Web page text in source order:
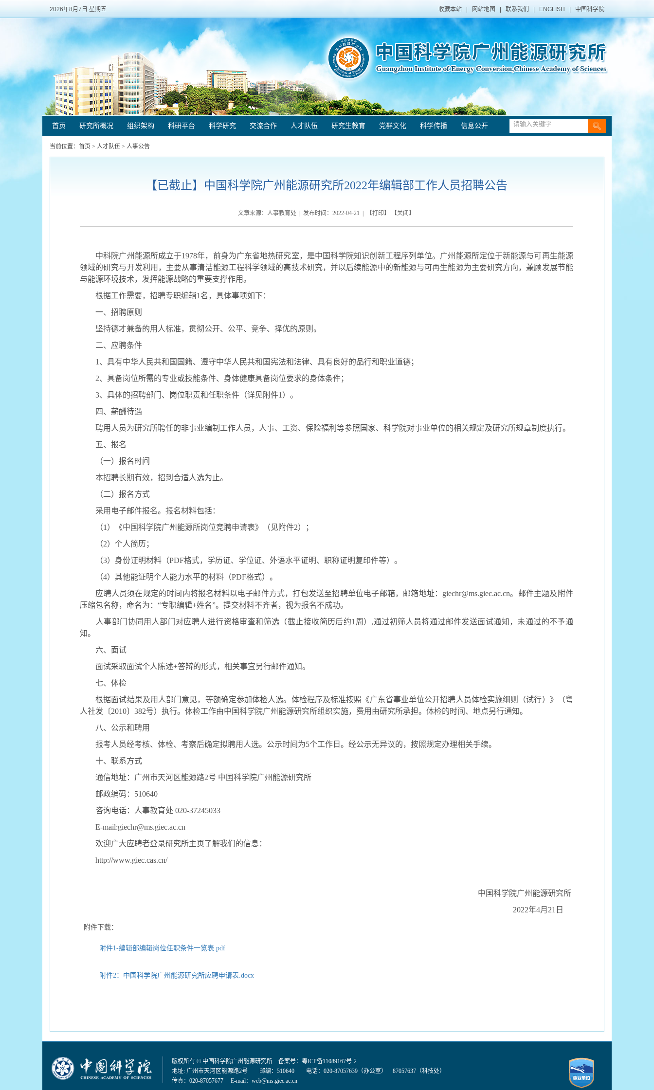
2026年8月7日 星期五 收藏本站 网站地图 联系我们 ENGLISH 中国科学院
首页 研究所概况 组织架构 科研平台 科学研究 交流合作 人才队伍 研究生教育 党群文化 科学传播 信息公开
当前位置： 首页 > 人才队伍 > 人事公告
【已截止】中国科学院广州能源研究所2022年编辑部工作人员招聘公告
文章来源：人事教育处 | 发布时间：2022-04-21 | 【打印】 【关闭 】
中科院广州能源所成立于1978年，前身为广东省地热研究室，是中国科学院知识创新工程序列单位。广州能源所定位于新能源与可再生能源
领域的研究与开发利用，主要从事清洁能源工程科学领域的高技术研究，并以后续能源中的新能源与可再生能源为主要研究方向，兼顾发展节能
与能源环境技术，发挥能源战略的重要支撑作用。
根据工作需要，招聘专职编辑1名，具体事项如下：
一、招聘原则
坚持德才兼备的用人标准，贯彻公开、公平、竞争、择优的原则。
二、应聘条件
1、具有中华人民共和国国籍、遵守中华人民共和国宪法和法律、具有良好的品行和职业道德；
2、具备岗位所需的专业或技能条件、身体健康具备岗位要求的身体条件；
3、具体的招聘部门、岗位职责和任职条件（详见附件1）。
四、薪酬待遇
聘用人员为研究所聘任的非事业编制工作人员，人事、工资、保险福利等参照国家、科学院对事业单位的相关规定及研究所规章制度执行。
五、报名
（一）报名时间
本招聘长期有效，招到合适人选为止。
（二）报名方式
采用电子邮件报名。报名材料包括：
（1）《中国科学院广州能源所岗位竞聘申请表》（见附件2）；
（2）个人简历；
（3）身份证明材料（PDF格式，学历证、学位证、外语水平证明、职称证明复印件等）。
（4）其他能证明个人能力水平的材料（PDF格式）。
应聘人员须在规定的时间内将报名材料以电子邮件方式，打包发送至招聘单位电子邮箱，邮箱地址： giechr@ms.giec.ac.cn。邮件主题及附件
压缩包名称，命名为：“专职编辑+姓名”。提交材料不齐者，视为报名不成功。
人事部门协同用人部门对应聘人进行资格审查和筛选（截止接收简历后约1周）,通过初筛人员将通过邮件发送面试通知，未通过的不予通
知。
六、面试
面试采取面试个人陈述+答辩的形式，相关事宜另行邮件通知。
七、体检
根据面试结果及用人部门意见，等额确定参加体检人选。体检程序及标准按照《广东省事业单位公开招聘人员体检实施细则（试行）》（粤
人社发〔2010〕382号）执行。体检工作由中国科学院广州能源研究所组织实施，费用由研究所承担。体检的时间、地点另行通知。
八、公示和聘用
报考人员经考核、体检、考察后确定拟聘用人选。公示时间为5个工作日。经公示无异议的，按照规定办理相关手续。
十、联系方式
通信地址：广州市天河区能源路2号 中国科学院广州能源研究所
邮政编码： 510640
咨询电话：人事教育处 020-37245033
E-mail:giechr@ms.giec.ac.cn
欢迎广大应聘者登录研究所主页了解我们的信息：
http://www.giec.cas.cn/
中国科学院广州能源研究所
2022年4月21 日
附件下载：
附件1-编辑部编辑岗位任职条件一览表.pdf
附件2：中国科学院广州能源研究所应聘申请表.docx
版权所有 © 中国科学院广州能源研究所 备案号： 粤ICP备11089167号-2
地址: 广州市天河区能源路2号 邮编：510640 电话：020-87057639（办公室） 87057637（科技处）
传真：020-87057677 E-mail： web@ms.giec.ac.cn